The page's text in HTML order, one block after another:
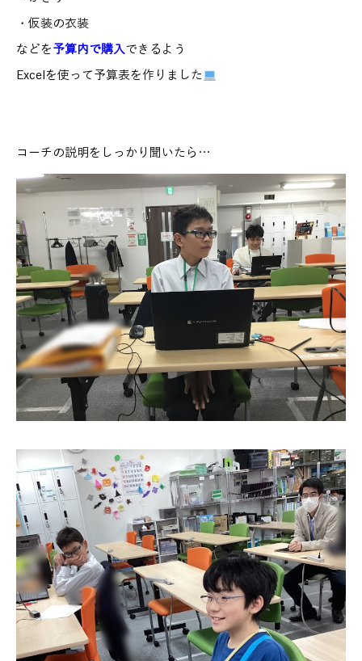
・仮装の衣装
などを予算内で購入できるよう
Excelを使って予算表を作りました
コーチの説明をしっかり聞いたら…